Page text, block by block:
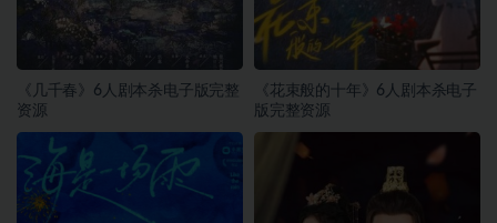
《几千春》6人剧本杀电子版完整
资源
《花束般的十年》6人剧本杀电子
版完整资源